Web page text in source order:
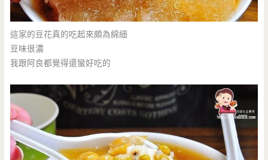
這家的豆花真的吃起來頗為綿細
豆味很濃
我跟阿良都覺得還蠻好吃的